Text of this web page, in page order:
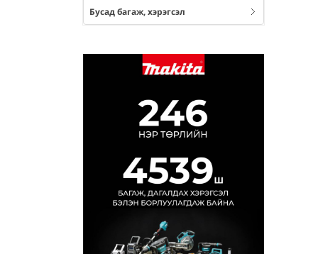
Бусад багаж, хэрэгсэл